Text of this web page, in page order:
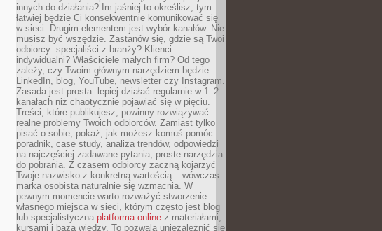
innych do działania? Im jaśniej to określisz, tym
łatwiej będzie Ci konsekwentnie komunikować się
w sieci. Drugim elementem jest wybór kanałów. Nie
musisz być wszędzie. Zastanów się, gdzie są Twoi
odbiorcy: specjaliści z branży? Klienci
indywidualni? Właściciele małych firm? Od tego
zależy, czy Twoim głównym narzędziem będzie
LinkedIn, blog, YouTube, newsletter czy Instagram.
Zasada jest prosta: lepiej działać regularnie w 1–2
kanałach niż chaotycznie pojawiać się w pięciu.
Treści, które publikujesz, powinny rozwiązywać
realne problemy Twoich odbiorców. Zamiast tylko
pisać o sobie, pokaż, jak możesz komuś pomóc:
poradnik, case study, analiza trendów, odpowiedzi
na najczęściej zadawane pytania, proste narzędzia
do pobrania. Z czasem odbiorcy zaczną kojarzyć
Twoje nazwisko z konkretną wartością – wówczas
marka osobista naturalnie się wzmacnia. W
pewnym momencie warto rozważyć stworzenie
własnego miejsca w sieci, którym często jest blog
lub specjalistyczna platforma online z materiałami,
kursami i bazą wiedzy. To pozwala uniezależnić się